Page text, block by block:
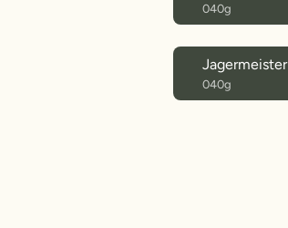
040g
Jagermeister
040g